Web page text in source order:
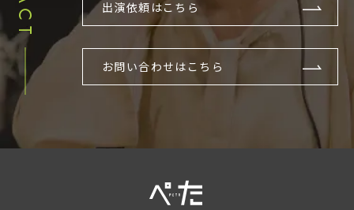
出演依頼はこちら
お問い合わせはこちら